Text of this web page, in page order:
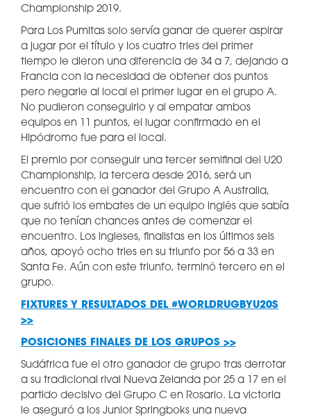
Championship 2019.
Para Los Pumitas solo servía ganar de querer aspirar
a jugar por el título y los cuatro tries del primer
tiempo le dieron una diferencia de 34 a 7, dejando a
Francia con la necesidad de obtener dos puntos
pero negarle al local el primer lugar en el grupo A.
No pudieron conseguirlo y al empatar ambos
equipos en 11 puntos, el lugar confirmado en el
Hipódromo fue para el local.
El premio por conseguir una tercer semifinal del U20
Championship, la tercera desde 2016, será un
encuentro con el ganador del Grupo A Australia,
que sufrió los embates de un equipo inglés que sabía
que no tenían chances antes de comenzar el
encuentro. Los ingleses, finalistas en los últimos seis
años, apoyó ocho tries en su triunfo por 56 a 33 en
Santa Fe. Aún con este triunfo, terminó tercero en el
grupo.
FIXTURES Y RESULTADOS DEL #WORLDRUGBYU20S
>>
POSICIONES FINALES DE LOS GRUPOS >>
Sudáfrica fue el otro ganador de grupo tras derrotar
a su tradicional rival Nueva Zelanda por 25 a 17 en el
partido decisivo del Grupo C en Rosario. La victoria
le aseguró a los Junior Springboks una nueva